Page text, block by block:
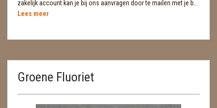
CADEAUBONNEN
DIERTJES
DIVERSE
ENGELEN
zakelijk account kan je bij ons aanvragen door te mailen met je b...
Lees meer
Groene Fluoriet